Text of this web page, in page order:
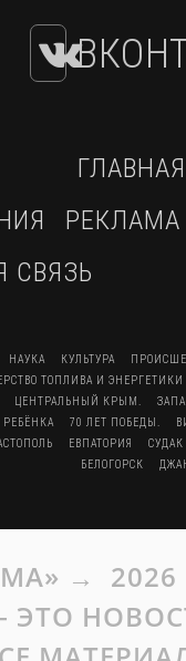
ГЛАВНАЯ
РЕКЛАМА
СВЯЗЬ
НАУКА КУЛЬТУРА
ТОПЛИВА И
ЦЕНТРАЛЬНЫЙ КРЫМ.
70 ЛЕТ ПОБЕДЫ.
ЕВПАТОРИЯ
СУДАК
БЕЛОГОРСК
→ 2026
– ЭТО